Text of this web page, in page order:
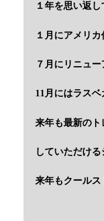
１年を思い返
１月にアメリカ
７月にリニュ
11月にはラス
来年も最新の
していただけ
来年もクール